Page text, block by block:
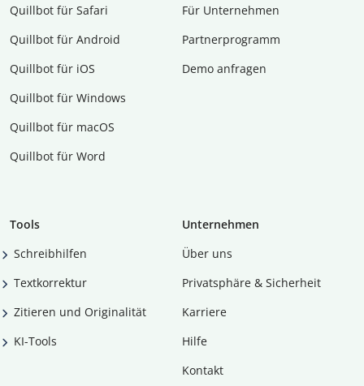
Quillbot für Safari
Quillbot für Android
Quillbot für iOS
Quillbot für Windows
Quillbot für macOS
Quillbot für Word
Für Unternehmen
Partnerprogramm
Demo anfragen
Tools
Schreibhilfen
Textkorrektur
Zitieren und Originalität
KI-Tools
Unternehmen
Über uns
Privatsphäre & Sicherheit
Karriere
Hilfe
Kontakt